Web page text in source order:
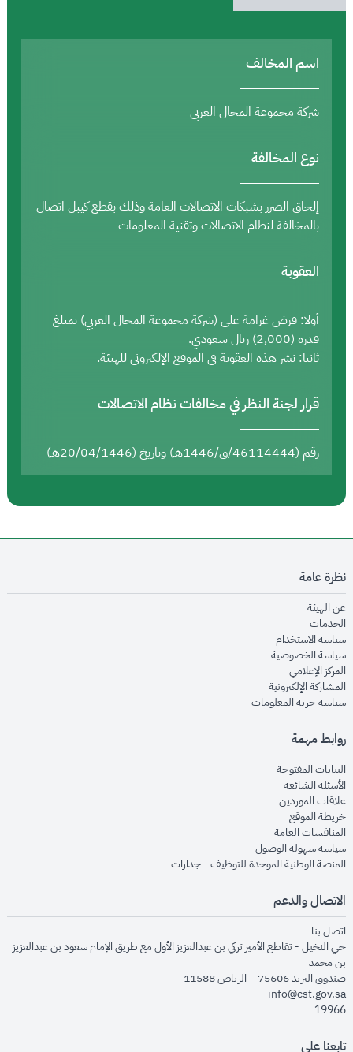
اسم المخالف
شركة مجموعة المجال العربي
نوع المخالفة
إلحاق الضرر بشبكات الاتصالات العامة وذلك بقطع كيبل اتصال
بالمخالفة لنظام الاتصالات وتقنية المعلومات
العقوبة
أولا: فرض غرامة على (شركة مجموعة المجال العربي) بمبلغ
قدره (2,000) ريال سعودي.
ثانيا: نشر هذه العقوبة في الموقع الإلكتروني للهيئة.
قرار لجنة النظر في مخالفات نظام الاتصالات
رقم (46114444/ق/1446هـ) وتاريخ (20/04/1446هـ)
نظرة عامة
عن الهيئةopens in new window
الخدماتopens in new window
سياسة الاستخدام
سياسة الخصوصيةopens in new window
المركز الإعلاميopens in new window
المشاركة الإلكترونيةopens in new window
سياسة حرية المعلوماتopens in new window
روابط مهمة
البيانات المفتوحةopens in new window
الأسئلة الشائعةopens in new window
علاقات الموردينopens in new window
خريطة الموقعopens in new window
المنافسات العامةopens in new window
سياسة سهولة الوصولopens in new window
المنصة الوطنية الموحدة للتوظيف - جداراتopens in new window
الاتصال والدعم
اتصل بنا
حي النخيل - تقاطع الأمير تركي بن عبدالعزيز الأول مع طريق الإمام سعود بن عبدالعزيز
بن محمد
صندوق البريد 75606 – الرياض 11588
info@cst.gov.sa
19966
تابعنا على